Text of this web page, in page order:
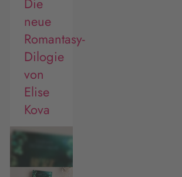
neue
Romantasy-
Dilogie
von
Elise
Kova